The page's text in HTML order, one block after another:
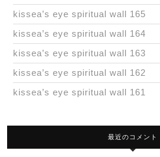
kissea’s eye spiritual wall 165
kissea’s eye spiritual wall 164
kissea’s eye spiritual wall 163
kissea’s eye spiritual wall 162
kissea’s eye spiritual wall 161
最近のコメント